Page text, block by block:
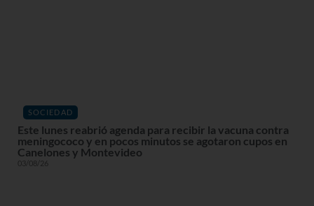
SOCIEDAD
Este lunes reabrió agenda para recibir la vacuna contra
meningococo y en pocos minutos se agotaron cupos en
Canelones y Montevideo
03/08/26